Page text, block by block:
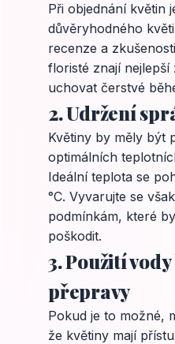
Při objednání květin
důvěryhodného
recenze a
floristé znají nejlepší
uchovat čerstvé
2. Udržení
Květiny by měly být
optimálních
Ideální teplota se
°C. Vyvarujte se
podmínkám, které
poškodit.
3. Použití
přepravy
Pokud je to možné,
že květiny mají